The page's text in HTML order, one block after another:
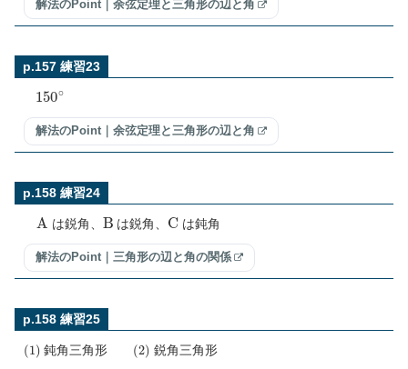
解法のPoint｜余弦定理と三角形の辺と角
p.157 練習23
150∘
解法のPoint｜余弦定理と三角形の辺と角
p.158 練習24
A は鋭角、 B は鋭角、 C は鈍角
解法のPoint｜三角形の辺と角の関係
p.158 練習25
( 1) 鈍角三角形 (2) 鋭角三角形